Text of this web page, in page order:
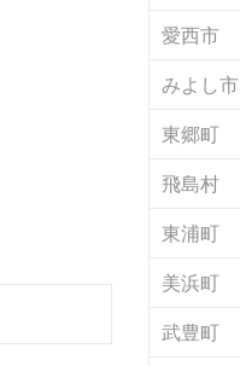
愛西市
みよし市
東郷町
飛島村
東浦町
美浜町
武豊町